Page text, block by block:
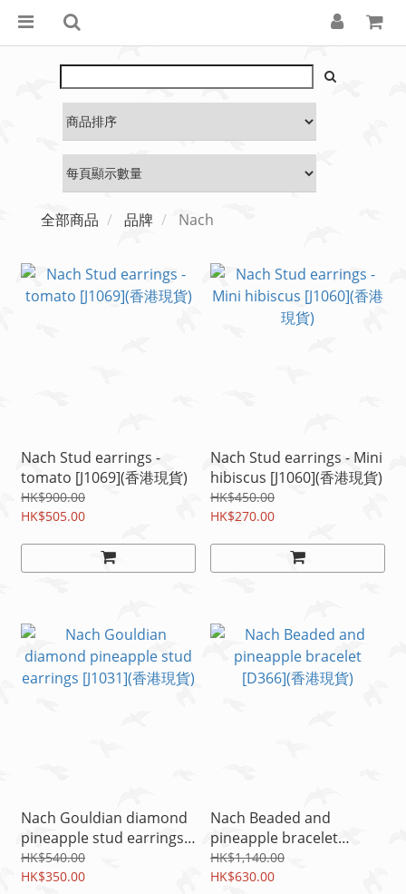
全部商品 品牌 Nach
Nach Stud earrings -
tomato [J1069](香港現貨)
HK$900.00
HK$505.00
Nach Stud earrings - Mini
hibiscus [J1060](香港現貨)
HK$450.00
HK$270.00
Nach Gouldian diamond
pineapple stud earrings
[J1031](香港現貨)
HK$540.00
HK$350.00
Nach Beaded and
pineapple bracelet
[D366](香港現貨)
HK$1,140.00
HK$630.00